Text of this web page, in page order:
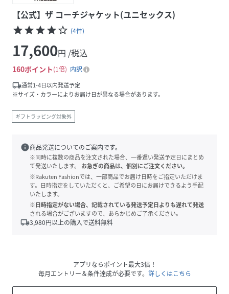
【公式】ザ コーチジャケット(ユニセックス)
starstarstarstarstar_border (4件)
17,600円 /税込
160ポイント 1倍
内訳
local_shipping通常1-4日以内発送予定
※サイズ・カラーによりお届け日が異なる場合があります。
ギフトラッピング対象外
info商品発送についてのご案内です。
※同時に複数の商品を注文された場合、一番遅い発送予定日にまとめ
て発送いたします。
お急ぎの商品は、個別にご注文ください。
※Rakuten Fashionでは、一部商品でお届け日時をご指定いただけま
す。日時指定をしていただくと、ご希望の日にお届けできるよう手配
いたします。
※日時指定がない場合、記載されている発送予定日よりも遅れて発送
される場合がございますので、あらかじめご了承ください。
local_shipping3,980円以上の購入で送料無料
アプリならポイント最大3倍！
毎月エントリー＆条件達成が必要です。 詳しくはこちら